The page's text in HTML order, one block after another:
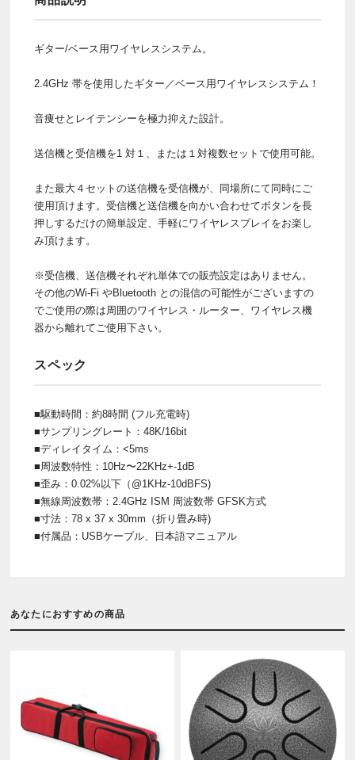
ギター/ベース用ワイヤレスシステム。
2.4GHz 帯を使用したギター／ベース用ワイヤレスシステム！
音痩せとレイテンシーを極力抑えた設計。
送信機と受信機を1 対１、または１対複数セットで使用可能。
また最大４セットの送信機を受信機が、同場所にて同時にご
使用頂けます。受信機と送信機を向かい合わせてボタンを長
押しするだけの簡単設定、手軽にワイヤレスプレイをお楽し
み頂けます。
※受信機、送信機それぞれ単体での販売設定はありません。
その他のWi-Fi やBluetooth との混信の可能性がございますの
でご使用の際は周囲のワイヤレス・ルーター、ワイヤレス機
器から離れてご使用下さい。
スペック
■駆動時間：約8時間 (フル充電時)
■サンプリングレート：48K/16bit
■ディレイタイム：<5ms
■周波数特性：10Hz〜22KHz+-1dB
■歪み：0.02%以下（@1KHz-10dBFS)
■無線周波数帯：2.4GHz ISM 周波数帯 GFSK方式
■寸法：78 x 37 x 30mm（折り畳み時)
■付属品：USBケーブル、日本語マニュアル
あなたにおすすめの商品